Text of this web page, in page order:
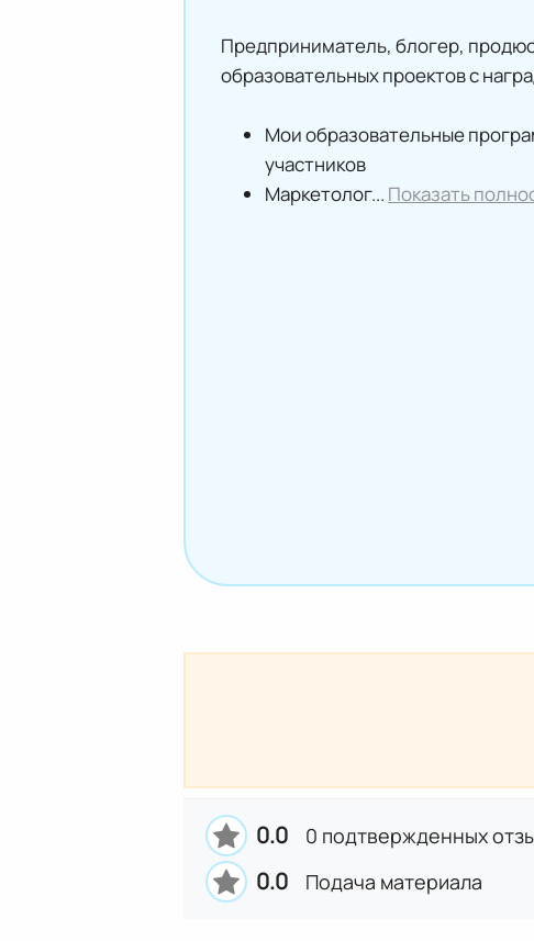
Предприниматель, блогер,
образовательных проектов с
Мои образовательные
участников
Маркетолог... Показать
0.0 0 подтвержденных
0.0 Подача материала